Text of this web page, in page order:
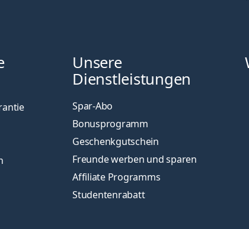
Unsere
Dienstleistungen
Spar-Abo
Bonusprogramm
Geschenkgutschein
Freunde werben und sparen
Affiliate Programms
Studentenrabatt